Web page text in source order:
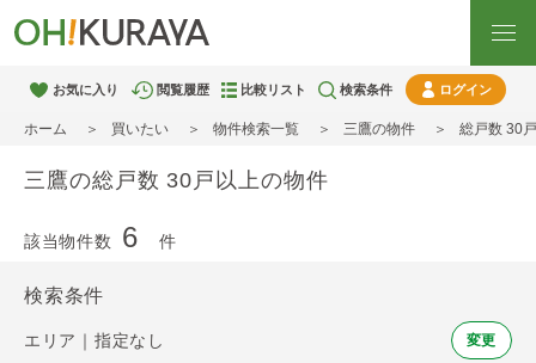
お気に入り 閲覧履歴 比較リスト 検索条件 ログイン
ホーム 買いたい 物件検索一覧 三鷹の物件 総戸数 30
三鷹の総戸数 30戸以上の物件
該当物件数 6 件
検索条件
エリア｜指定なし 変更